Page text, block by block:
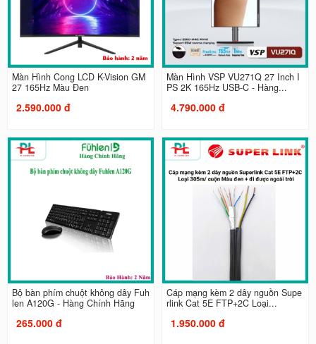
Màn Hình Cong LCD K-Vision GM
27 165Hz Màu Đen
2.590.000 đ
Màn Hình VSP VU271Q 27 Inch I
PS 2K 165Hz USB-C - Hàng...
4.790.000 đ
Bộ bàn phím chuột không dây Fuh
len A120G - Hàng Chính Hãng
265.000 đ
Cáp mạng kèm 2 dây nguồn Supe
rlink Cat 5E FTP+2C Loại...
1.950.000 đ